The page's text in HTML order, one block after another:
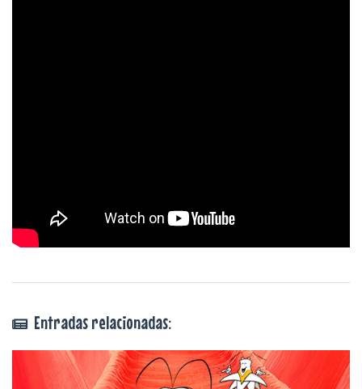
Entradas relacionadas: